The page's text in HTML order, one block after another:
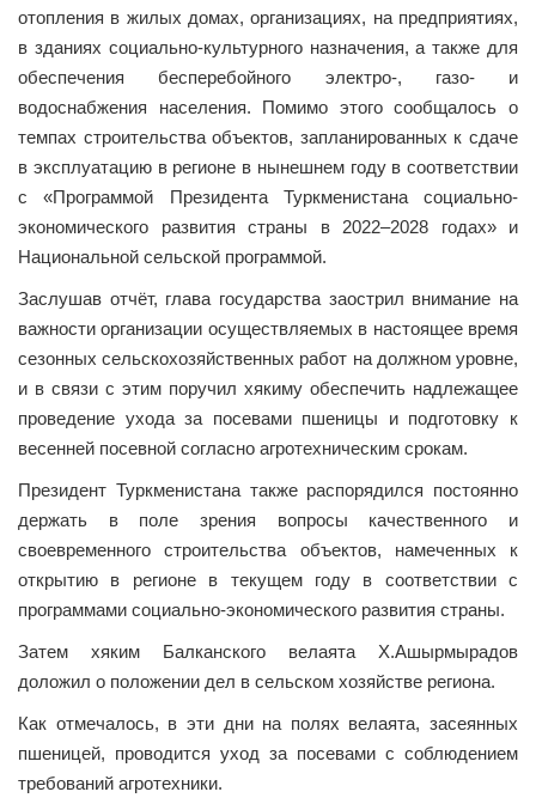
отопления в жилых домах, организациях, на предприятиях,
в зданиях социально-культурного назначения, а также для
обеспечения бесперебойного электро-, газо- и
водоснабжения населения. Помимо этого сообщалось о
темпах строительства объектов, запланированных к сдаче
в эксплуатацию в регионе в нынешнем году в соответствии
с «Программой Президента Туркменистана социально-
экономического развития страны в 2022–2028 годах» и
Национальной сельской программой.
Заслушав отчёт, глава государства заострил внимание на
важности организации осуществляемых в настоящее время
сезонных сельскохозяйственных работ на должном уровне,
и в связи с этим поручил хякиму обеспечить надлежащее
проведение ухода за посевами пшеницы и подготовку к
весенней посевной согласно агротехническим срокам.
Президент Туркменистана также распорядился постоянно
держать в поле зрения вопросы качественного и
своевременного строительства объектов, намеченных к
открытию в регионе в текущем году в соответствии с
программами социально-экономического развития страны.
Затем хяким Балканского велаята Х.Ашырмырадов
доложил о положении дел в сельском хозяйстве региона.
Как отмечалось, в эти дни на полях велаята, засеянных
пшеницей, проводится уход за посевами с соблюдением
требований агротехники.